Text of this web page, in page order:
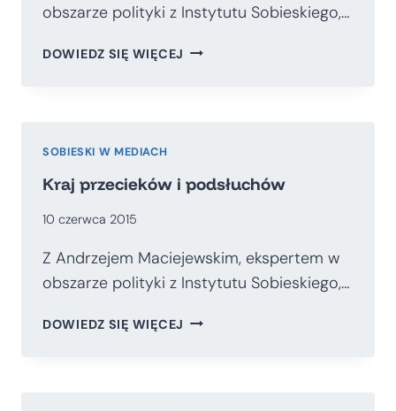
obszarze polityki z Instytutu Sobieskiego,…
DOWIEDZ SIĘ WIĘCEJ SUKCES
SOBIESKI W MEDIACH
Kraj przecieków i podsłuchów
10 czerwca 2015
Z Andrzejem Maciejewskim, ekspertem w
obszarze polityki z Instytutu Sobieskiego,…
DOWIEDZ SIĘ WIĘCEJ KRAJ